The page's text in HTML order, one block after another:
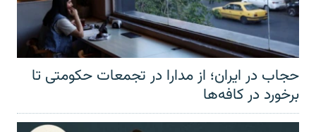
حجاب در ایران؛ از مدارا در تجمعات حکومتی تا
برخورد در کافه‌ها